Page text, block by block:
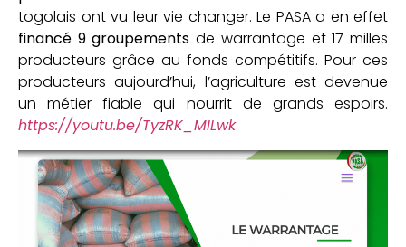
togolais ont vu leur vie changer. Le PASA a en effet
financé 9 groupements de warrantage et 17 milles
producteurs grâce au fonds compétitifs. Pour ces
producteurs aujourd’hui, l’agriculture est devenue
un métier fiable qui nourrit de grands espoirs.
https://youtu.be/TyzRK_MILwk